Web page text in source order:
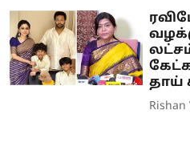
Rishan